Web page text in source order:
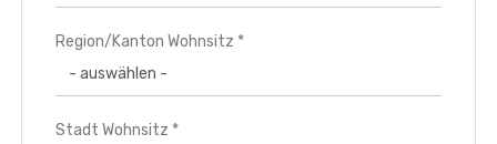
Region/Kanton Wohnsitz *
Stadt Wohnsitz *